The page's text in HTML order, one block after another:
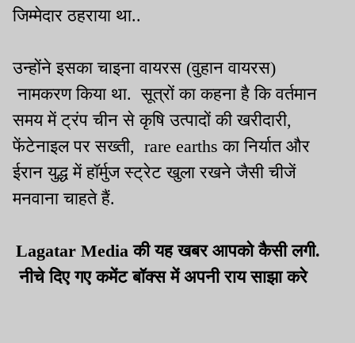
जिम्मेदार ठहराया था..
उन्होंने इसका चाइना वायरस (वुहान वायरस)
नामकरण किया था. सूत्रों का कहना है कि वर्तमान
समय में ट्रंप चीन से कृषि उत्पादों की खरीदारी,
फेंटेनाइल पर सख्ती, rare earths का निर्यात और
ईरान युद्ध में हॉर्मुज स्ट्रेट खुला रखने जैसी चीजें
मनवाना चाहते हैं.
Lagatar Media की यह खबर आपको कैसी लगी.
नीचे दिए गए कमेंट बॉक्स में अपनी राय साझा करे